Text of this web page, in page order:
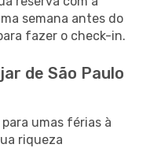
semana antes do
fazer o check-in.
de São Paulo
umas férias à
riqueza